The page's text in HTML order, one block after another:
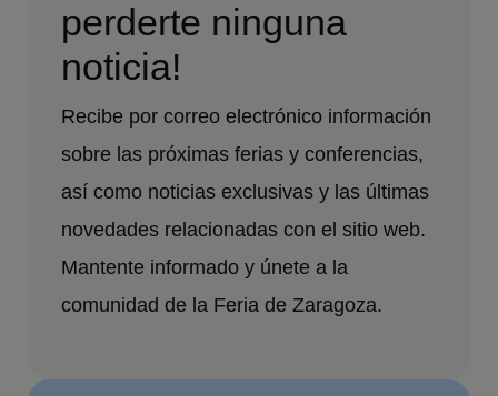
perderte ninguna
noticia!
Recibe por correo electrónico información
sobre las próximas ferias y conferencias,
así como noticias exclusivas y las últimas
novedades relacionadas con el sitio web.
Mantente informado y únete a la
comunidad de la Feria de Zaragoza.